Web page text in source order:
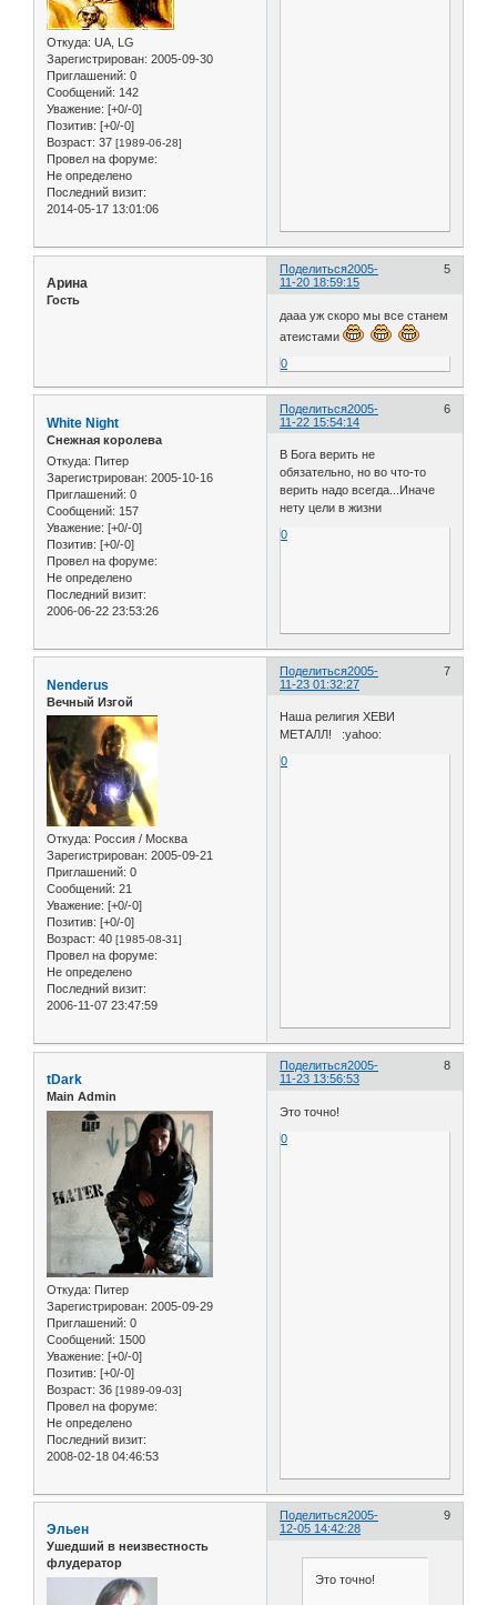
Откуда: UA, LG
Зарегистрирован: 2005-09-30
Приглашений: 0
Сообщений: 142
Уважение: [+0/-0]
Позитив: [+0/-0]
Возраст: 37 [1989-06-28]
Провел на форуме:
Не определено
Последний визит:
2014-05-17 13:01:06
Поделиться 5
2005-
11-20 18:59:15
Арина
Гость
дааа уж скоро мы все станем
атеистами
0
Поделиться 6
2005-
11-22 15:54:14
White Night
Снежная королева
Откуда: Питер
Зарегистрирован: 2005-10-16
Приглашений: 0
Сообщений: 157
Уважение: [+0/-0]
Позитив: [+0/-0]
Провел на форуме:
Не определено
Последний визит:
2006-06-22 23:53:26
В Бога верить не
обязательно, но во что-то
верить надо всегда...Иначе
нету цели в жизни
0
Поделиться 7
2005-
11-23 01:32:27
Nenderus
Вечный Изгой
Откуда: Россия / Москва
Зарегистрирован: 2005-09-21
Приглашений: 0
Сообщений: 21
Уважение: [+0/-0]
Позитив: [+0/-0]
Возраст: 40 [1985-08-31]
Провел на форуме:
Не определено
Последний визит:
2006-11-07 23:47:59
Наша религия ХЕВИ
МЕТАЛЛ! :yahoo:
0
Поделиться 8
2005-
11-23 13:56:53
tDark
Main Admin
Откуда: Питер
Зарегистрирован: 2005-09-29
Приглашений: 0
Сообщений: 1500
Уважение: [+0/-0]
Позитив: [+0/-0]
Возраст: 36 [1989-09-03]
Провел на форуме:
Не определено
Последний визит:
2008-02-18 04:46:53
Это точно!
0
Поделиться 9
2005-
12-05 14:42:28
Эльен
Ушедший в неизвестность
флудератор
Это точно!